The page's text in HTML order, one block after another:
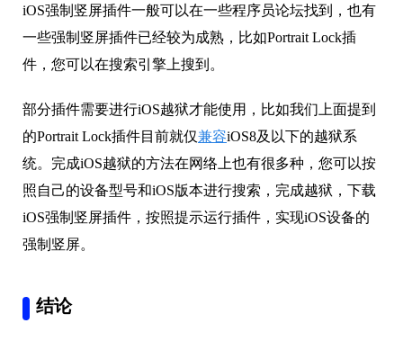
iOS强制竖屏插件一般可以在一些程序员论坛找到，也有
一些强制竖屏插件已经较为成熟，比如Portrait Lock插
件，您可以在搜索引擎上搜到。
部分插件需要进行iOS越狱才能使用，比如我们上面提到
的Portrait Lock插件目前就仅兼容iOS8及以下的越狱系
统。完成iOS越狱的方法在网络上也有很多种，您可以按
照自己的设备型号和iOS版本进行搜索，完成越狱，下载
iOS强制竖屏插件，按照提示运行插件，实现iOS设备的
强制竖屏。
结论